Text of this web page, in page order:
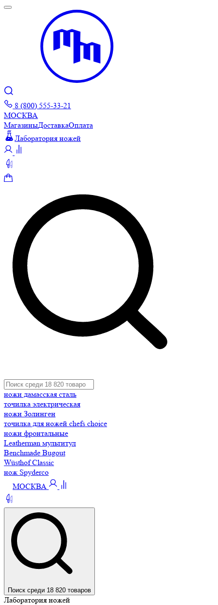
8 (800) 555-33-21
МОСКВА
МагазиныДоставкаОплата
Лаборатория ножей
ножи дамасская сталь
точилка электрическая
ножи Золинген
точилка для ножей chefs choice
ножи фронтальные
Leatherman мультитул
Benchmade Bugout
Wüsthof Classic
нож Spyderco
МОСКВА
Поиск среди 18 820 товаров
Лаборатория ножей